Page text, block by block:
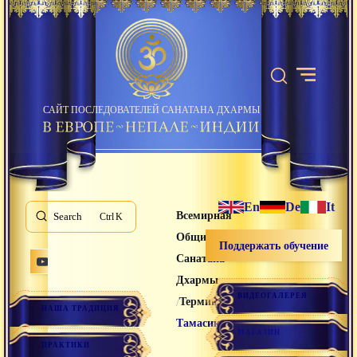
САЙТ ПОСЛЕДОВАТЕЛЕЙ САНАТАНА ДХАРМЫ
Search K
НАША ТРАДИЦИЯ
ПРАКТИКИ
Всемирная
Община
Санатана
Дхармы
/Термины/
Тамасика
En De It
Поддержать обучение
ВИДЕОГАЛЕРЕЯ
МАГАЗИН